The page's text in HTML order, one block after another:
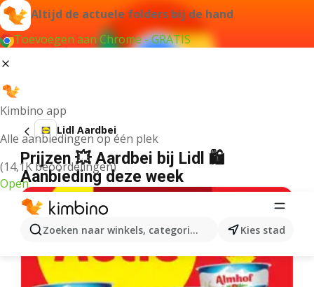
Altijd de actuele folders bij de hand
Toevoegen aan Chrome - GRATIS
Kimbino app
Alle aanbiedingen op één plek
(14,1K beoordelingen)
Open
Zoeken naar winkels, categorieën, producten...
Kies stad
Lidl Aardbei
Prijzen 💥 Aardbei bij Lidl 🛍️
Aanbieding deze week